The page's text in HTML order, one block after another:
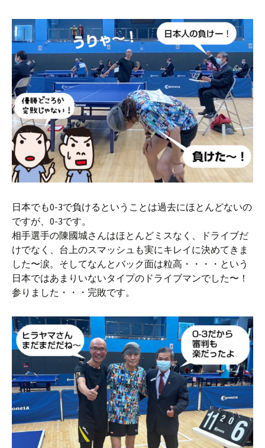
日本でも0-3で負けるということは過去にほとんどないの
ですが、0-3です。
相手選手の陳國城さんはほとんどミスなく、ドライブだ
けでなく、台上のスマッシュも実にキレイに決めてきま
した〜涙。そしてなんとバック面は粒高・・・・という
日本ではあまりいないタイプのドライブマンでした〜！
参りました・・・完敗です。